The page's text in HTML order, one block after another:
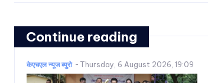
Continue reading
केएचएल न्यूज ब्युरो - Thursday, 6 August 2026, 19:09